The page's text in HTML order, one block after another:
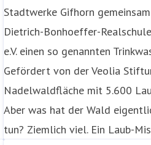
Stadtwerke Gifhorn
Dietrich-Bonhoeffer-
e.V. einen so genannten
Gefördert von der Veolia
Nadelwaldfläche mit 5.600
Aber was hat der Wald
tun? Ziemlich viel. Ein Laub-